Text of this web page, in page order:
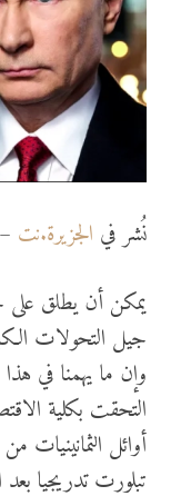
نُشر في الجزيرة.نت
يمكن أن يطلق على
جيل التحولات
وإن ما يهمنا في
التحقت بكلية
أوائل الثمانينيات